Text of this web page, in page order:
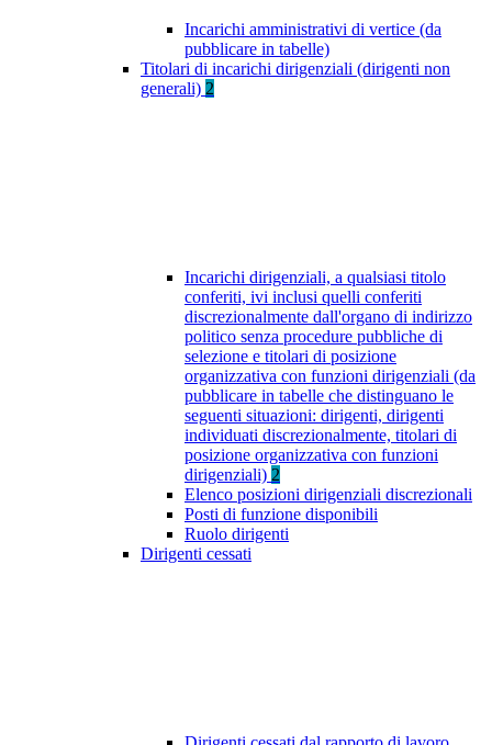
Incarichi amministrativi di vertice (da
pubblicare in tabelle)
Titolari di incarichi dirigenziali (dirigenti non
generali) 2
Incarichi dirigenziali, a qualsiasi titolo
conferiti, ivi inclusi quelli conferiti
discrezionalmente dall'organo di indirizzo
politico senza procedure pubbliche di
selezione e titolari di posizione
organizzativa con funzioni dirigenziali (da
pubblicare in tabelle che distinguano le
seguenti situazioni: dirigenti, dirigenti
individuati discrezionalmente, titolari di
posizione organizzativa con funzioni
dirigenziali) 2
Elenco posizioni dirigenziali discrezionali
Posti di funzione disponibili
Ruolo dirigenti
Dirigenti cessati